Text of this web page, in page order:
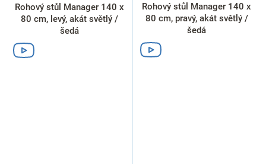
Rohový stůl Manager 140 x
80 cm, levý, akát světlý /
šedá
Rohový stůl Manager 140 x
80 cm, pravý, akát světlý /
šedá